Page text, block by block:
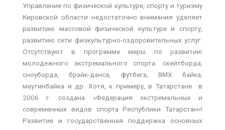
Управление по физической культуре, спорту и туризму
Кировской области недостаточно внимания уделяет
развитию массовой физической культуре и спорту,
развитию сети физкультурно-оздоровительных услуг.
Отсутствуют в программе меры по развитию
молодежного экстремального спорта: скейтборда,
сноуборда, брэйк-данса, футбега, BMX байка,
маутинбайка и др. Хотя, к примеру, в Татарстане в
2006 г. создана «Федерация экстремальных и
современных видов спорта Республики Татарстан»!
Развитие и государственная поддержка основных